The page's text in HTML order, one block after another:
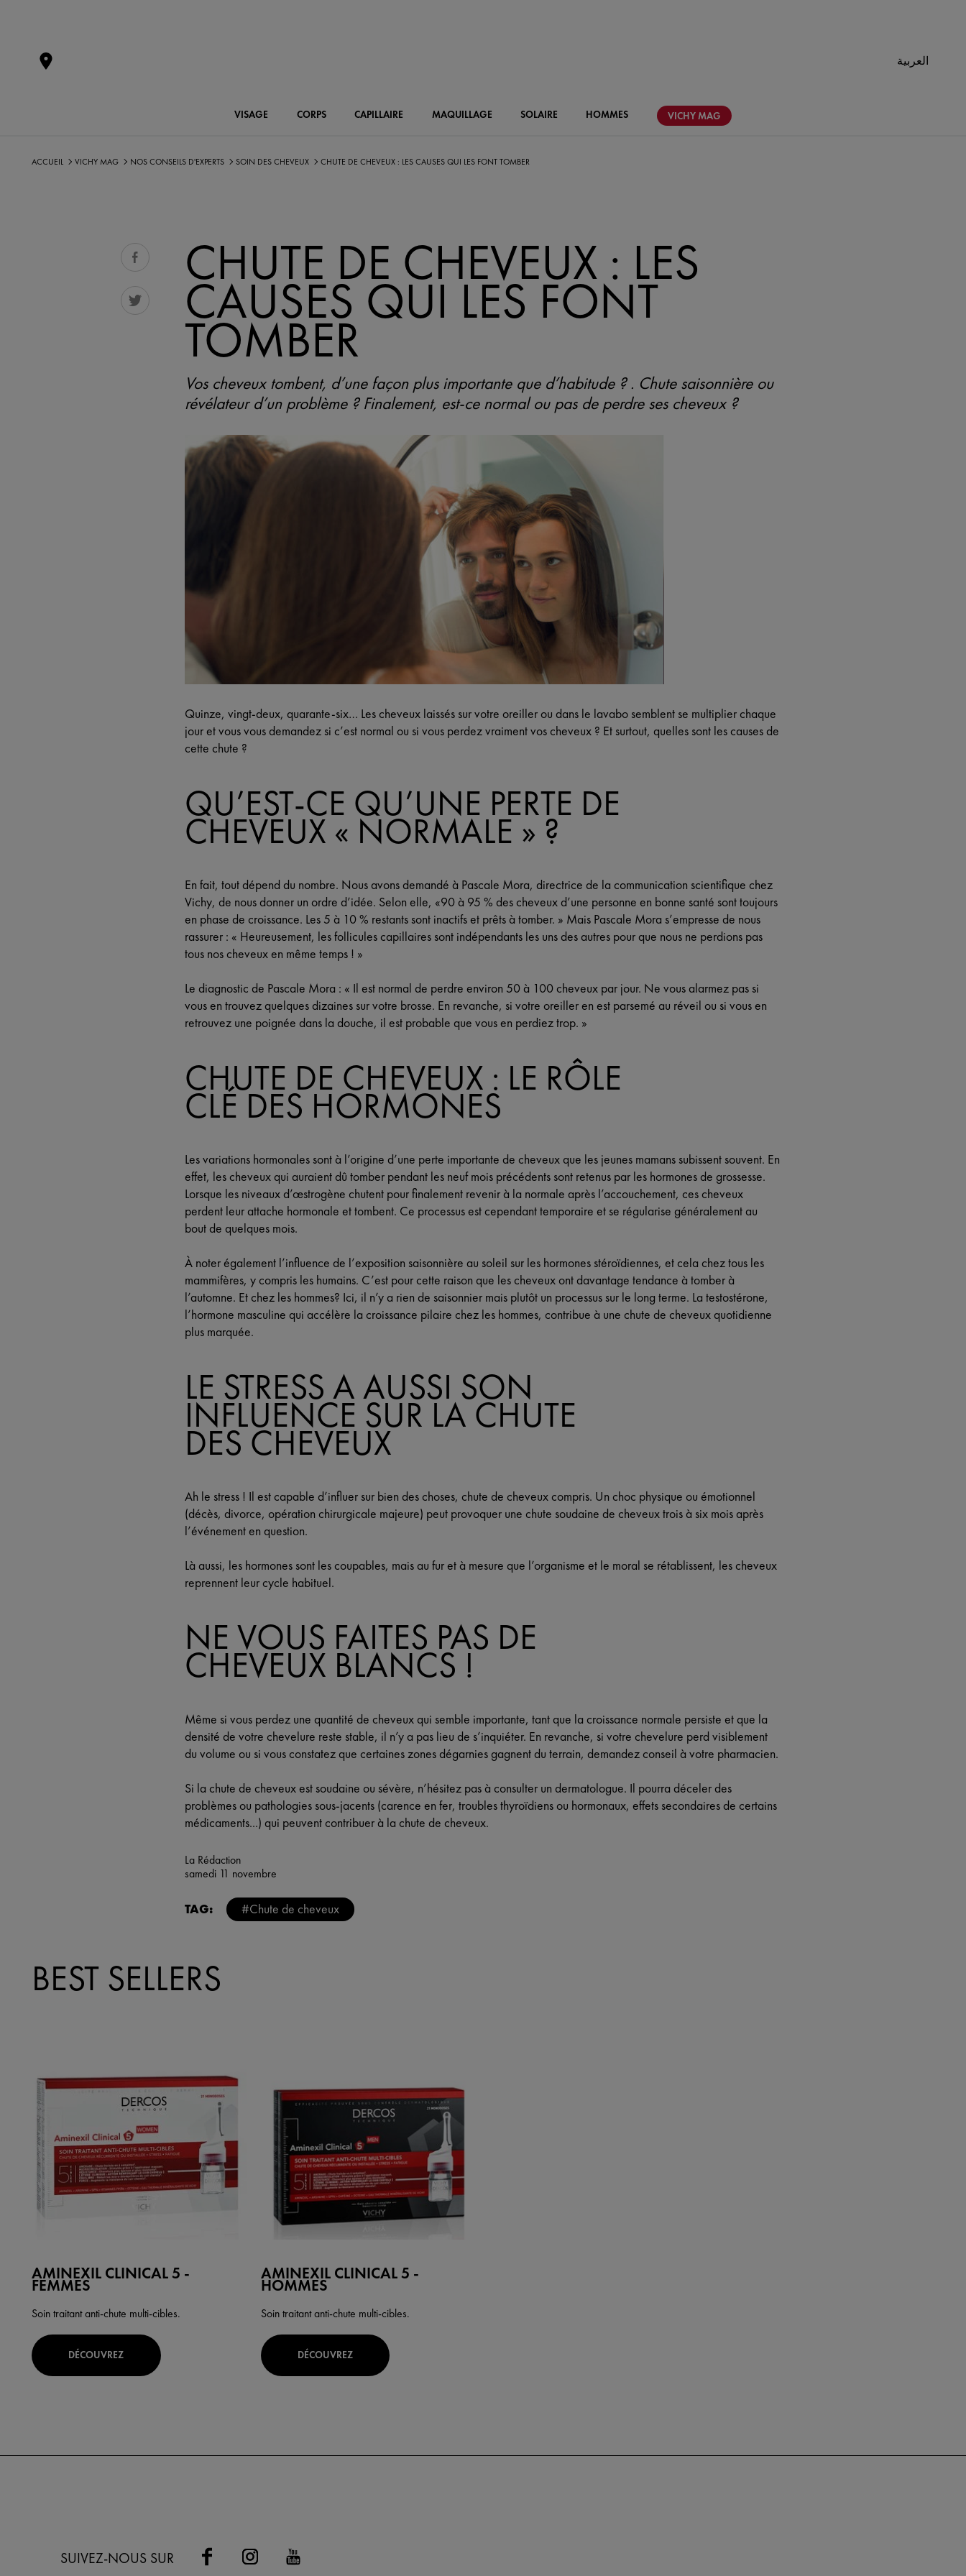
العربية
VISAGE CORPS CAPILLAIRE MAQUILLAGE SOLAIRE HOMMES VICHYMAG
ACCUEIL VICHY MAG NOS CONSEILS D'EXPERTS SOIN DES CHEVEUX CHUTE DE CHEVEUX : LES CAUSES QUI LES FONT TOMBER
CHUTE DE CHEVEUX : LES
CAUSES QUI LES FONT
TOMBER
Vos cheveux tombent, d’une façon plus importante que d’habitude ? . Chute saisonnière ou
révélateur d’un problème ? Finalement, est-ce normal ou pas de perdre ses cheveux ?
Quinze, vingt-deux, quarante-six… Les cheveux laissés sur votre oreiller ou dans le lavabo semblent se multiplier chaque
jour et vous vous demandez si c’est normal ou si vous perdez vraiment vos cheveux ? Et surtout, quelles sont les causes de
cette chute ?
QU’EST-CE QU’UNE PERTE DE
CHEVEUX « NORMALE » ?
En fait, tout dépend du nombre. Nous avons demandé à Pascale Mora, directrice de la communication scientifique chez
Vichy, de nous donner un ordre d’idée. Selon elle, «90 à 95 % des cheveux d’une personne en bonne santé sont toujours
en phase de croissance. Les 5 à 10 % restants sont inactifs et prêts à tomber. » Mais Pascale Mora s’empresse de nous
rassurer : « Heureusement, les follicules capillaires sont indépendants les uns des autres pour que nous ne perdions pas
tous nos cheveux en même temps ! »
Le diagnostic de Pascale Mora : « Il est normal de perdre environ 50 à 100 cheveux par jour. Ne vous alarmez pas si
vous en trouvez quelques dizaines sur votre brosse. En revanche, si votre oreiller en est parsemé au réveil ou si vous en
retrouvez une poignée dans la douche, il est probable que vous en perdiez trop. »
CHUTE DE CHEVEUX : LE RÔLE
CLÉ DES HORMONES
Les variations hormonales sont à l’origine d’une perte importante de cheveux que les jeunes mamans subissent souvent. En
effet, les cheveux qui auraient dû tomber pendant les neuf mois précédents sont retenus par les hormones de grossesse.
Lorsque les niveaux d’œstrogène chutent pour finalement revenir à la normale après l’accouchement, ces cheveux
perdent leur attache hormonale et tombent. Ce processus est cependant temporaire et se régularise généralement au
bout de quelques mois.
À noter également l’influence de l’exposition saisonnière au soleil sur les hormones stéroïdiennes, et cela chez tous les
mammifères, y compris les humains. C’est pour cette raison que les cheveux ont davantage tendance à tomber à
l’automne. Et chez les hommes? Ici, il n’y a rien de saisonnier mais plutôt un processus sur le long terme. La testostérone,
l’hormone masculine qui accélère la croissance pilaire chez les hommes, contribue à une chute de cheveux quotidienne
plus marquée.
LE STRESS A AUSSI SON
INFLUENCE SUR LA CHUTE
DES CHEVEUX
Ah le stress ! Il est capable d’influer sur bien des choses, chute de cheveux compris. Un choc physique ou émotionnel
(décès, divorce, opération chirurgicale majeure) peut provoquer une chute soudaine de cheveux trois à six mois après
l’événement en question.
Là aussi, les hormones sont les coupables, mais au fur et à mesure que l’organisme et le moral se rétablissent, les cheveux
reprennent leur cycle habituel.
NE VOUS FAITES PAS DE
CHEVEUX BLANCS !
Même si vous perdez une quantité de cheveux qui semble importante, tant que la croissance normale persiste et que la
densité de votre chevelure reste stable, il n’y a pas lieu de s’inquiéter. En revanche, si votre chevelure perd visiblement
du volume ou si vous constatez que certaines zones dégarnies gagnent du terrain, demandez conseil à votre pharmacien.
Si la chute de cheveux est soudaine ou sévère, n’hésitez pas à consulter un dermatologue. Il pourra déceler des
problèmes ou pathologies sous-jacents (carence en fer, troubles thyroïdiens ou hormonaux, effets secondaires de certains
médicaments...) qui peuvent contribuer à la chute de cheveux.
La Rédaction
samedi 11 novembre
TAG: #Chute de cheveux
BEST SELLERS
AMINEXIL CLINICAL 5 -
FEMMES
Soin traitant anti-chute multi-cibles.
DÉCOUVREZ
AMINEXIL CLINICAL 5 -
HOMMES
Soin traitant anti-chute multi-cibles.
DÉCOUVREZ
SUIVEZ-NOUS SUR